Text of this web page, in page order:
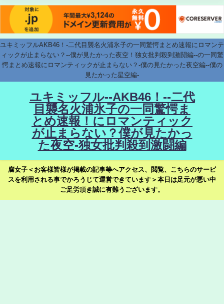
ユキミッフルAKB46！-二代目襲名火浦氷子の一同驚愕まとめ速報にロマンテ
ィックが止まらない？--僕が見たかった夜空！独女批判殺到激闘編--の一同驚
愕まとめ速報にロマンティックが止まらない？-僕の見たかった夜空編--僕の
見たかった星空編-
ユキミッフル--AKB46！--二代
目襲名火浦氷子の一同驚愕ま
とめ速報！にロマンティック
が止まらない？僕が見たかっ
た夜空-独女批判殺到激闘編
腐女子＜お客様皆様が掲載の記事等へアクセス、閲覧、こちらのサービ
スを利用される事でかろうじて運営できています＞本日は足元が悪い中
ご足労頂き誠に有難うございます。